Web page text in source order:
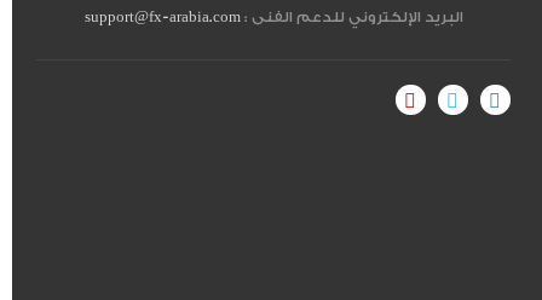
البريد الإلكتروني للدعم الفنى :support@fx-arabia.com